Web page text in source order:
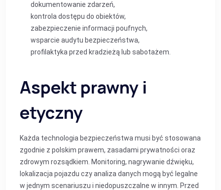
dokumentowanie zdarzeń,
kontrola dostępu do obiektów,
zabezpieczenie informacji poufnych,
wsparcie audytu bezpieczeństwa,
profilaktyka przed kradzieżą lub sabotażem.
Aspekt prawny i
etyczny
Każda technologia bezpieczeństwa musi być stosowana
zgodnie z polskim prawem, zasadami prywatności oraz
zdrowym rozsądkiem. Monitoring, nagrywanie dźwięku,
lokalizacja pojazdu czy analiza danych mogą być legalne
w jednym scenariuszu i niedopuszczalne w innym. Przed